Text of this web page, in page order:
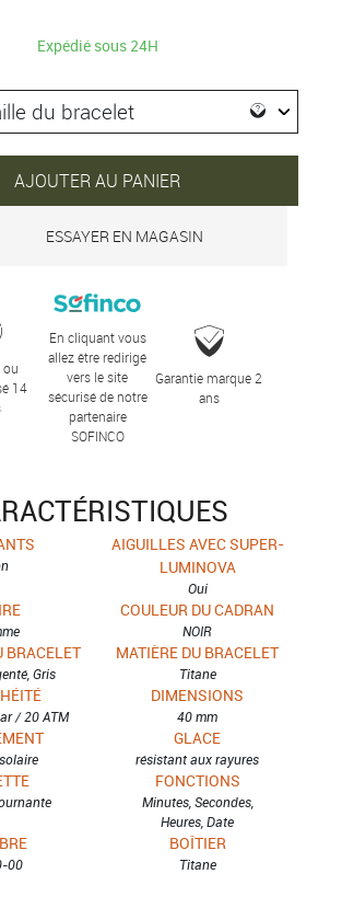
Expédié sous 24H
AJOUTER AU PANIER
ESSAYER EN MAGASIN
ou
14
En cliquant vous
allez être redirigé
vers le site
sécurisé de notre
partenaire
SOFINCO
Garantie marque 2
ans
AIGUILLES AVEC SUPER-
LUMINOVA
Oui
COULEUR DU CADRAN
NOIR
BRACELET
Gris
MATIÈRE DU BRACELET
Titane
/ 20 ATM
DIMENSIONS
40 mm
GLACE
résistant aux rayures
FONCTIONS
Minutes, Secondes,
Heures, Date
00
BOÎTIER
Titane